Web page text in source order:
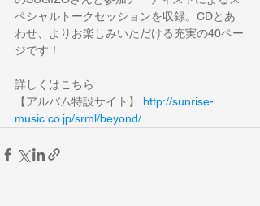
ペシャルトークセッションを収録。CDとあ
わせ、よりお楽しみいただける充実の40ペー
ジです！
詳しくはこちら
【アルバム特設サイト】 http://sunrise-
music.co.jp/srml/beyond/